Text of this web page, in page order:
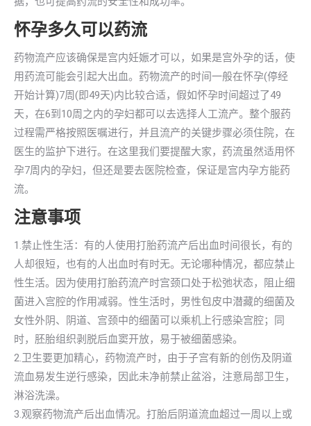
怀孕多久可以药流
药物流产应该确保是宫内妊娠才可以，如果是宫外孕的话，使
用药流可能会引起大出血。药物流产的时间一般在怀孕(停经
开始计算)7周(即49天)内比较合适，假如怀孕时间超过了49
天，在6到10周之内的孕妇都可以去选择人工流产。整个服药
过程需严格按照医嘱进行，并且流产的关键步骤必须住院，在
医生的监护下进行。在这里我们要提醒大家，药流虽然适用怀
孕7周内的孕妇，但还是要去医院检查，保证是宫内孕方能药
流。
注意事项
1.禁止性生活：有的人使用打胎药流产后出血时间很长，有的
人却很短，也有的人出血时有时无。无论哪种情况，都应禁止
性生活。因为使用打胎药流产时宫颈口处于松弛状态，阻止细
菌进入宫腔的作用减弱。性生活时，男性包皮中潜藏的细菌及
女性外阴、阴道、宫颈中的细菌可以乘机上行感染宫腔；同
时，胚胎组织剥脱后血窦开放，易于被细菌感染。
2.卫生要更加精心，药物流产时，由于子宫有新的创伤及阴道
流血易发生逆行感染，因此未净前禁止盆浴，注意局部卫生，
淋浴洗澡。
3.观察药物流产后出血情况。打胎后阴道流血超过一周以上或